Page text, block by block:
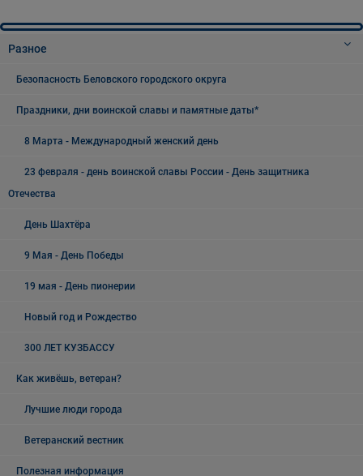
Разное
Безопасность Беловского городского округа
Праздники, дни воинской славы и памятные даты*
8 Марта - Международный женский день
23 февраля - день воинской славы России - День защитника
Отечества
День Шахтёра
9 Мая - День Победы
19 мая - День пионерии
Новый год и Рождество
300 ЛЕТ КУЗБАССУ
Как живёшь, ветеран?
Лучшие люди города
Ветеранский вестник
Полезная информация